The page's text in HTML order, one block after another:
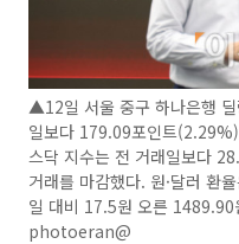
▲12일 서울 중구 하나은행
일보다 179.09포인트
스닥 지수는 전 거래일보다
거래를 마감했다. 원·달러 환
일 대비 17.5원 오른 1489.90
photoeran@